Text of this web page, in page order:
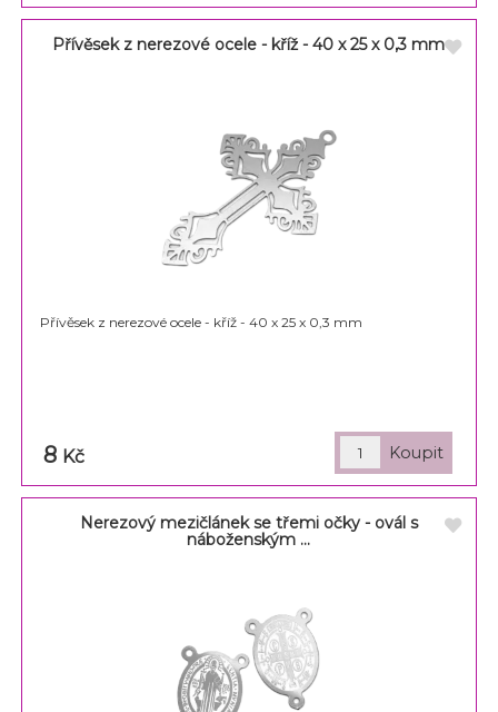
Přívěsek z nerezové ocele - kříž - 40 x 25 x 0,3 mm
Přívěsek z nerezové ocele - kříž - 40 x 25 x 0,3 mm
8 Kč
Nerezový mezičlánek se třemi očky - ovál s
náboženským ...